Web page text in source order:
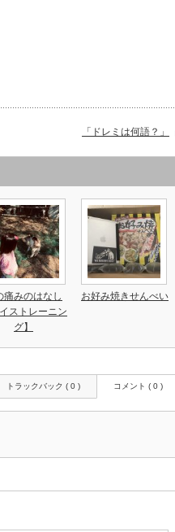
「ドレミは何語？」
痛みのはなし
イストレーニン
グ】
お好み焼きせんべい
トラックバック ( 0 ) コメント ( 0 )